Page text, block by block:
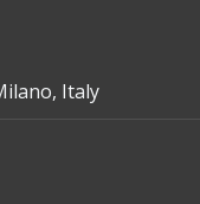
Italy